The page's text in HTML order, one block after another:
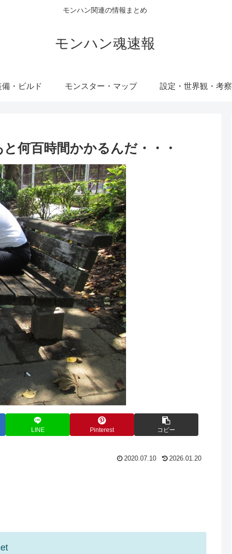
モンハン関連の情報まとめ
モンハン魂速報
・ビルド モンスター・マップ 設定・世界観・考察
何百時間かかるんだ・・・
LINE Pinterest コピー
2020.07.10 2026.01.20